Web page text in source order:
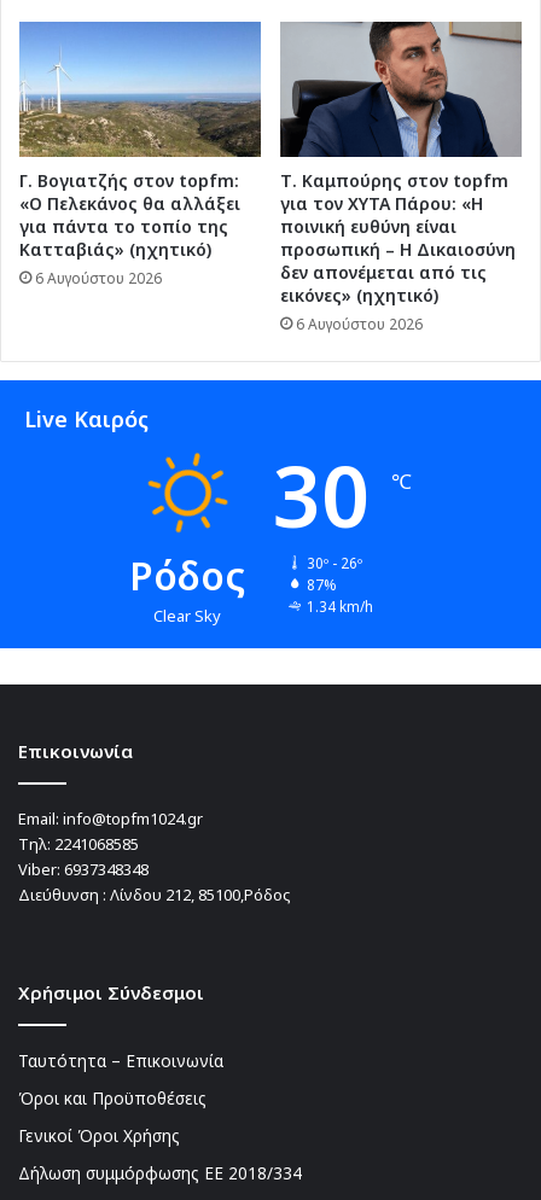
Γ. Βογιατζής στον topfm:
«Ο Πελεκάνος θα αλλάξει
για πάντα το τοπίο της
Κατταβιάς» (ηχητικό)
6 Αυγούστου 2026
Τ. Καμπούρης στον topfm
για τον ΧΥΤΑ Πάρου: «Η
ποινική ευθύνη είναι
προσωπική – Η Δικαιοσύνη
δεν απονέμεται από τις
εικόνες» (ηχητικό)
6 Αυγούστου 2026
Live Καιρός
Ρόδος
Clear Sky
30 ℃
30º - 26º
87%
1.34 km/h
Επικοινωνία
Email: info@topfm1024.gr
Τηλ: 2241068585
Viber: 6937348348
Διεύθυνση : Λίνδου 212, 85100,Ρόδος
Χρήσιμοι Σύνδεσμοι
Ταυτότητα – Επικοινωνία
Όροι και Προϋποθέσεις
Γενικοί Όροι Χρήσης
Δήλωση συμμόρφωσης ΕΕ 2018/334